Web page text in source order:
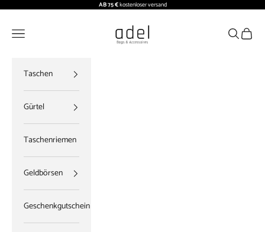
Zum Inhalt springen AB 75 €kostenloser versand
ADEL BAGS
Menü Suchen
Taschen
Gürtel
Taschenriemen
Geldbörsen
Geschenkgutschein